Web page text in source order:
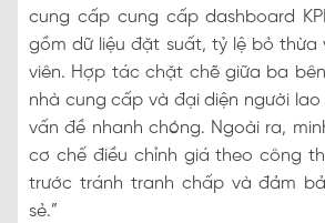
cung cấp cung cấp dashboard
gồm dữ liệu đặt suất, tỷ lệ bỏ thừa
viên. Hợp tác chặt chẽ giữa ba
nhà cung cấp và đại diện người
vấn đề nhanh chóng. Ngoài ra,
cơ chế điều chỉnh giá theo công
trước tránh tranh chấp và đảm
sẻ.”